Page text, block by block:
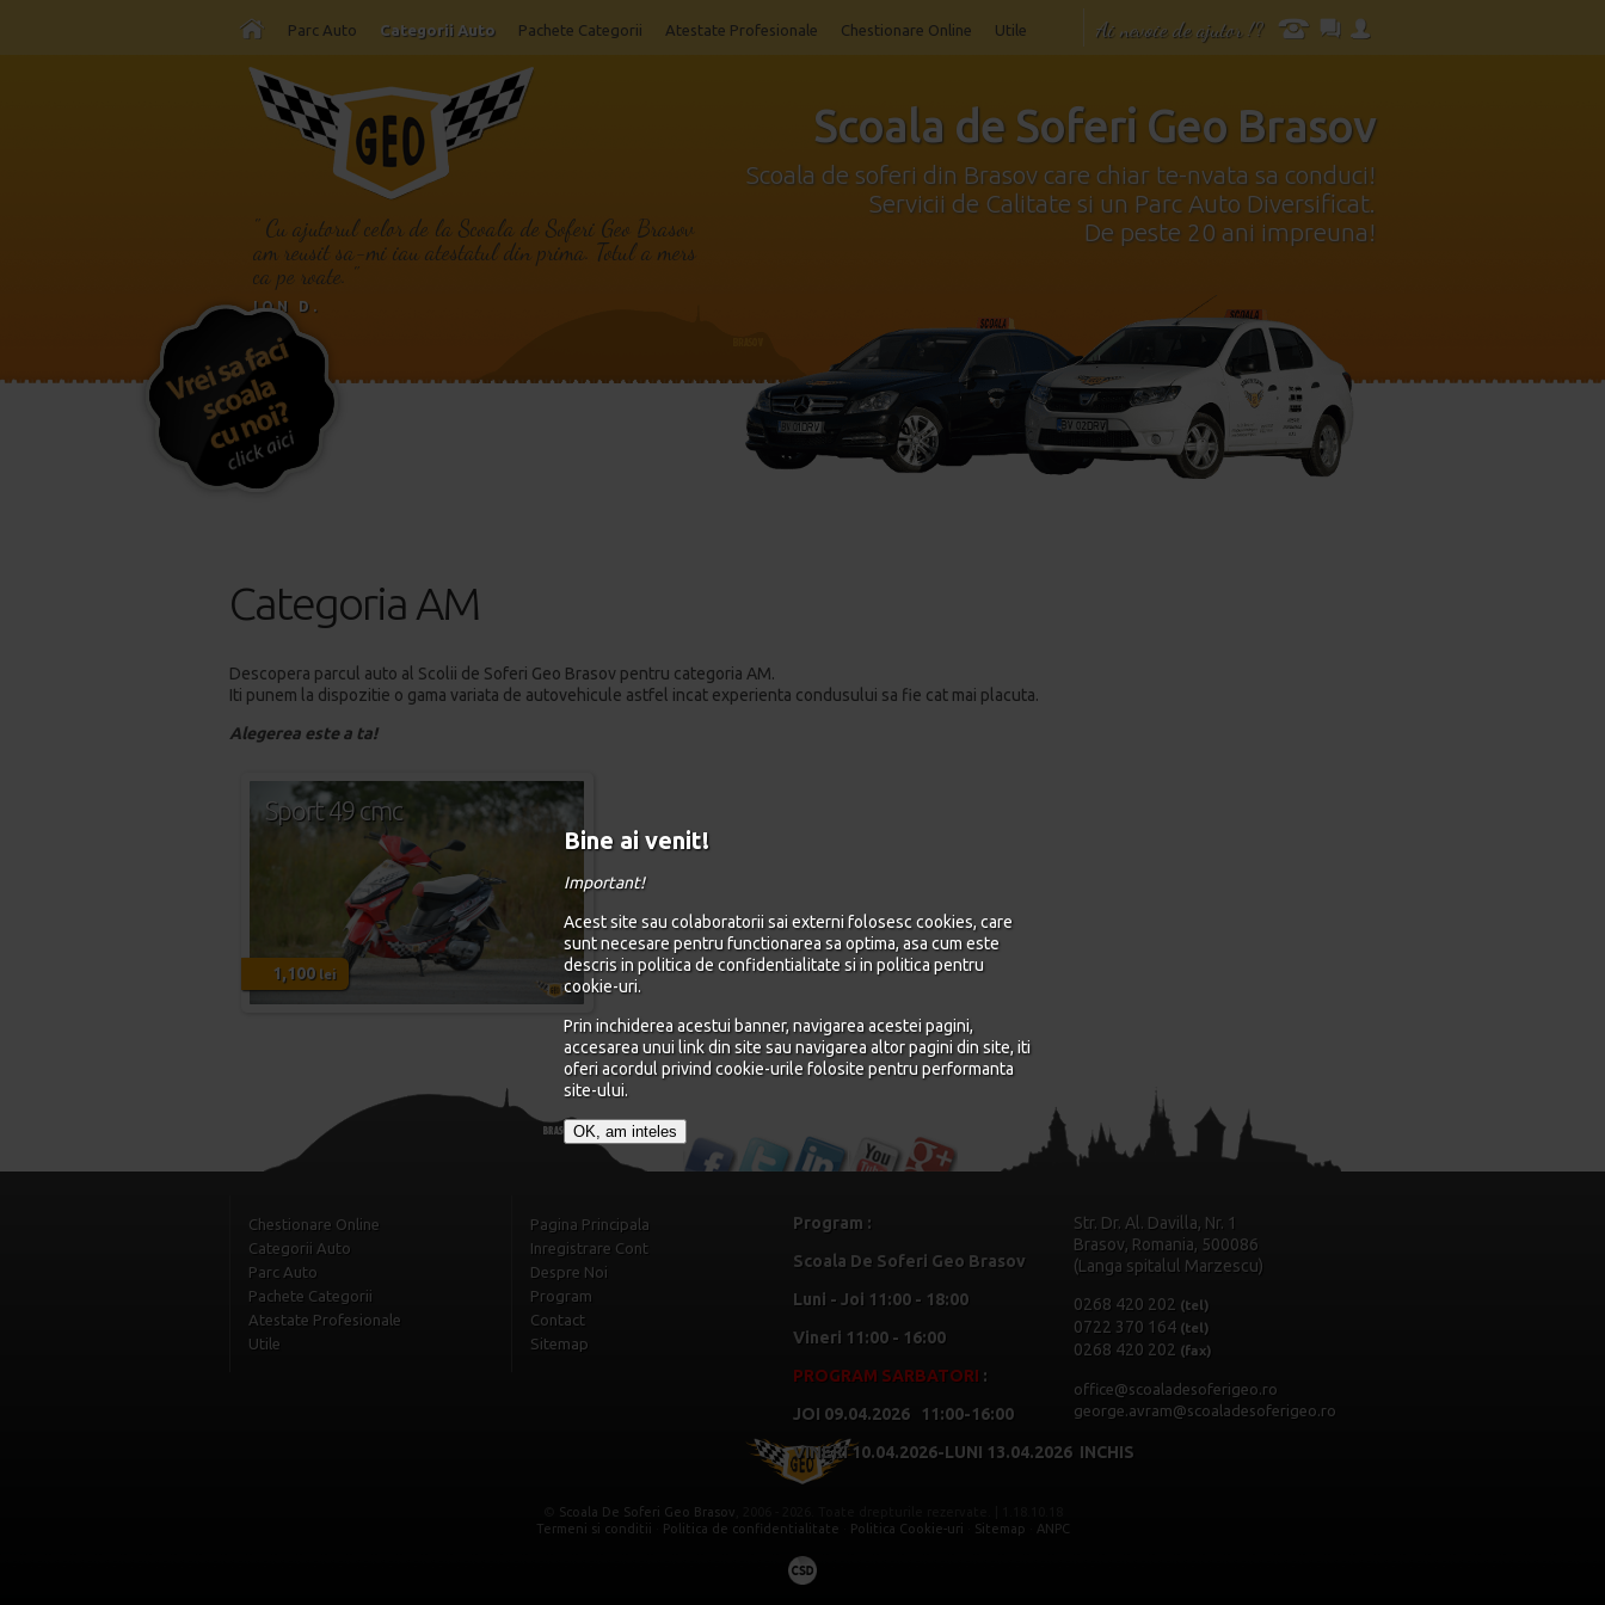
Parc Auto Categorii Auto Pachete Categorii Atestate Profesionale Chestionare Online Utile Ai nevoie de ajutor !?
" Cu ajutorul celor de la Scoala de Soferi Geo Brasov
am reusit sa-mi iau atestatul din prima. Totul a mers
ca pe roate. "
ION D.
Scoala de Soferi Geo Brasov
Scoala de soferi din Brasov care chiar te-nvata sa conduci!
Servicii de Calitate si un Parc Auto Diversificat.
De peste 20 ani impreuna!
Categoria AM
Descopera parcul auto al Scolii de Soferi Geo Brasov pentru categoria AM.
Iti punem la dispozitie o gama variata de autovehicule astfel incat experienta condusului sa fie cat mai placuta.
Alegerea este a ta!
Sport 49 cmc
1,100 lei
Chestionare Online
Categorii Auto
Parc Auto
Pachete Categorii
Atestate Profesionale
Utile
Pagina Principala
Inregistrare Cont
Despre Noi
Program
Contact
Sitemap
Program :
Scoala De Soferi Geo Brasov
Luni - Joi 11:00 - 18:00
Vineri 11:00 - 16:00
PROGRAM SARBATORI :
JOI 09.04.2026 11:00-16:00
VINERI 10.04.2026-LUNI 13.04.2026 INCHIS
Str. Dr. Al. Davilla, Nr. 1
Brasov, Romania, 500086
(Langa spitalul Marzescu)
0268 420 202 (tel)
0722 370 164 (tel)
0268 420 202 (fax)
office@scoaladesoferigeo.ro
george.avram@scoaladesoferigeo.ro
Scoala De Soferi Geo Brasov
Termeni si conditii
Politica de confidentialitate Politica Cookie-uri Sitemap ANPC
Bine ai venit!
Important!
Acest site sau colaboratorii sai externi folosesc cookies, care
sunt necesare pentru functionarea sa optima, asa cum este
descris in politica de confidentialitate si in politica pentru
cookie-uri.
Prin inchiderea acestui banner, navigarea acestei pagini,
accesarea unui link din site sau navigarea altor pagini din site, iti
oferi acordul privind cookie-urile folosite pentru performanta
site-ului.
OK, am inteles